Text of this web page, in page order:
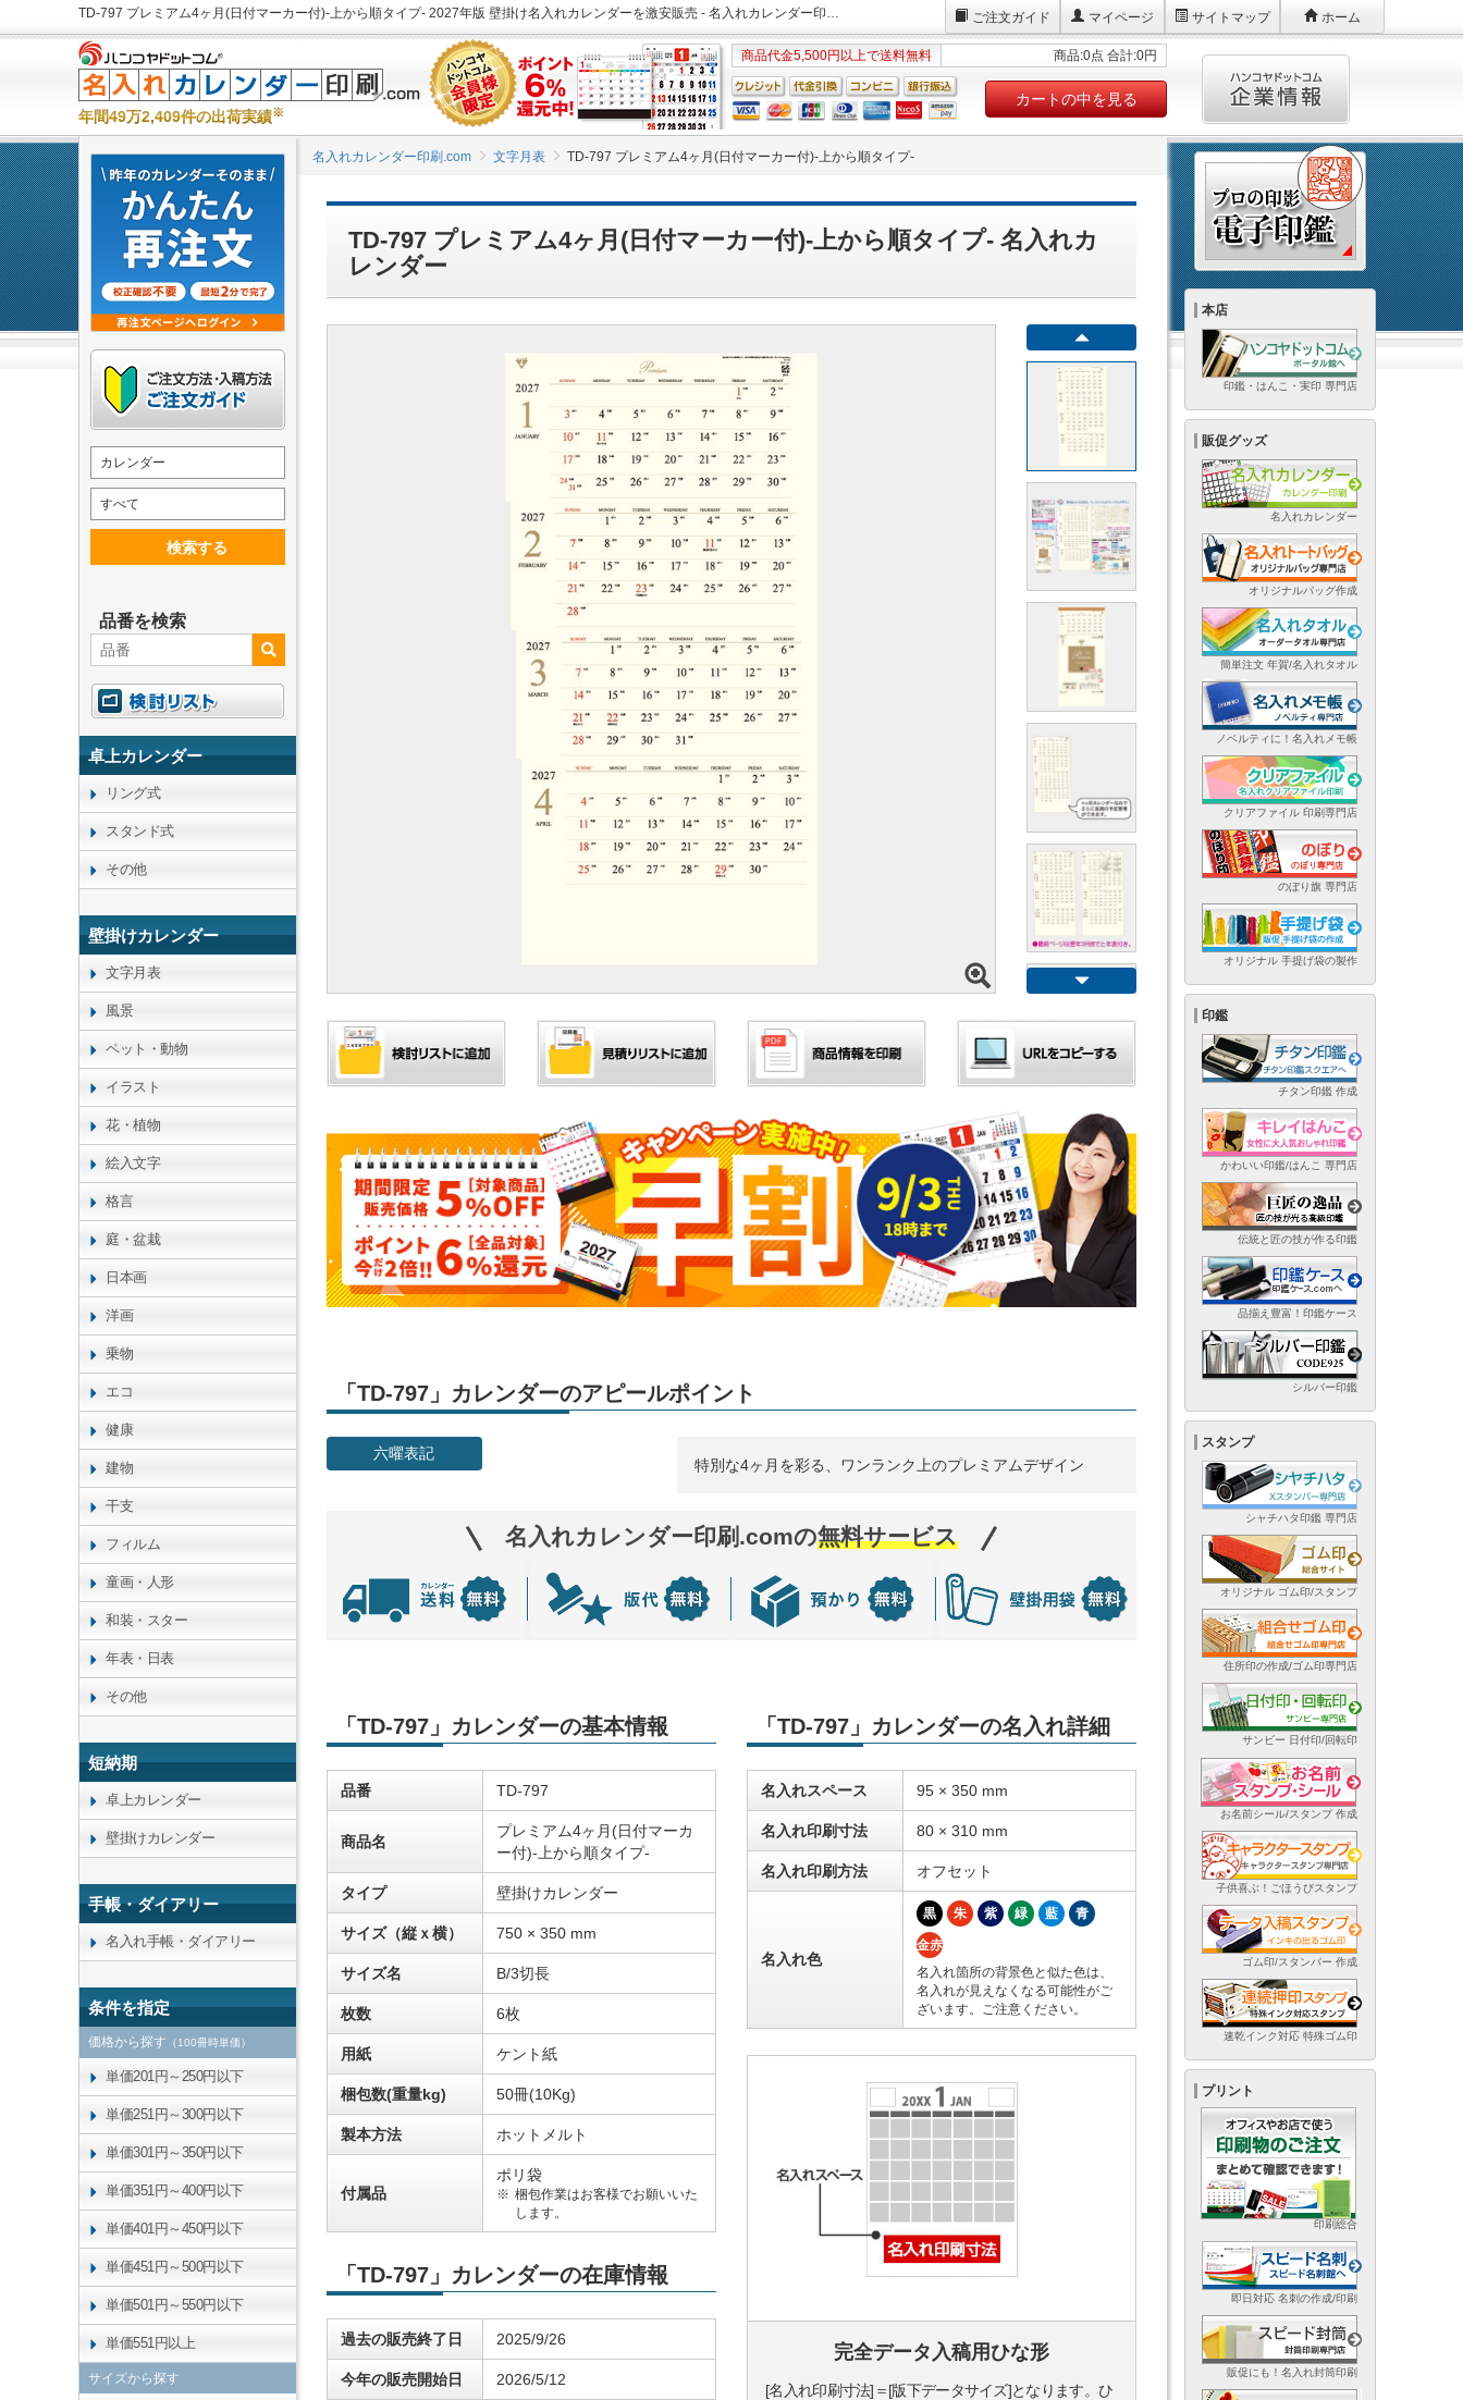
TD-797 プレミアム4ヶ月(日付マーカー付)-上から順タイプ- 2027年版 壁掛け名入れカレンダーを激安販売 - 名入れカレンダー印刷.com ご注文ガイド マイページ サイトマップ ホーム
年間49万2,409件の出荷実績※
商品代金5,500円以上で送料無料 商品:0点 合計:0円
カートの中を見る
名入れカレンダー印刷.com 文字月表 TD-797 プレミアム4ヶ月(日付マーカー付)-上から順タイプ-
TD-797 プレミアム4ヶ月(日付マーカー付)-上から順タイプ- 名入れカ
レンダー
「TD-797」カレンダーのアピールポイント
六曜表記
特別な4ヶ月を彩る、ワンランク上のプレミアムデザイン
名入れカレンダー印刷.comの無料サービス
「TD-797」カレンダーの基本情報
品番 TD-797
商品名
プレミアム4ヶ月(日付マーカ
ー付)-上から順タイプ-
タイプ 壁掛けカレンダー
サイズ（縦ｘ横） 750 × 350 mm
サイズ名 B/3切長
枚数 6枚
用紙 ケント紙
梱包数(重量kg) 50冊(10Kg)
製本方法 ホットメルト
付属品
ポリ袋
梱包作業はお客様でお願いいた
します。
「TD-797」カレンダーの在庫情報
過去の販売終了日 2025/9/26
今年の販売開始日 2026/5/12
「TD-797」カレンダーの名入れ詳細
名入れスペース 95 × 350 mm
名入れ印刷寸法 80 × 310 mm
名入れ印刷方法 オフセット
名入れ色
黒 朱 紫 緑 藍 青
金赤
名入れ箇所の背景色と似た色は、
名入れが見えなくなる可能性がご
ざいます。ご注意ください。
完全データ入稿用ひな形
[名入れ印刷寸法]＝[版下データサイズ]となります。ひ
カレンダー
すべて
検索する
品番を検索
卓上カレンダー
リング式
スタンド式
その他
壁掛けカレンダー
文字月表
風景
ペット・動物
イラスト
花・植物
絵入文字
格言
庭・盆栽
日本画
洋画
乗物
エコ
健康
建物
干支
フィルム
童画・人形
和装・スター
年表・日表
その他
短納期
卓上カレンダー
壁掛けカレンダー
手帳・ダイアリー
名入れ手帳・ダイアリー
条件を指定
価格から探す （100冊時単価）
単価201円～250円以下
単価251円～300円以下
単価301円～350円以下
単価351円～400円以下
単価401円～450円以下
単価451円～500円以下
単価501円～550円以下
単価551円以上
サイズから探す
本店
印鑑・はんこ・実印 専門店
販促グッズ
名入れカレンダー
オリジナルバッグ作成
簡単注文 年賀/名入れタオル
ノベルティに！名入れメモ帳
クリアファイル 印刷専門店
のぼり旗 専門店
オリジナル 手提げ袋の製作
印鑑
チタン印鑑 作成
かわいい印鑑/はんこ 専門店
伝統と匠の技が作る印鑑
品揃え豊富！印鑑ケース
シルバー印鑑
スタンプ
シャチハタ印鑑 専門店
オリジナル ゴム印/スタンプ
住所印の作成/ゴム印専門店
サンビー 日付印/回転印
お名前シール/スタンプ 作成
子供喜ぶ！ごほうびスタンプ
ゴム印/スタンパー 作成
速乾インク対応 特殊ゴム印
プリント
印刷総合
即日対応 名刺の作成/印刷
販促にも！名入れ封筒印刷